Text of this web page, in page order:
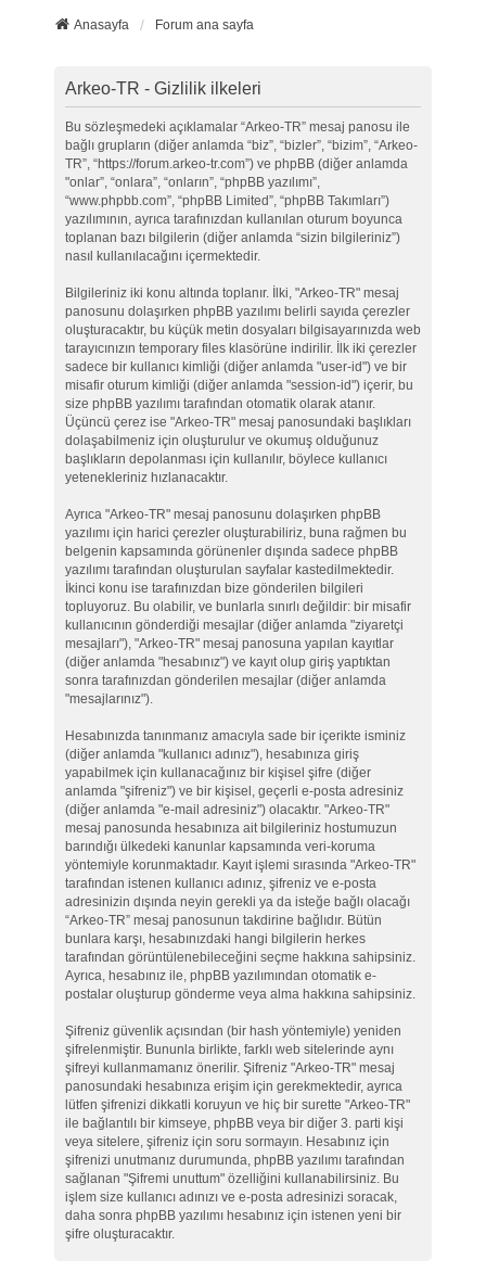
Anasayfa Forum ana sayfa
Arkeo-TR - Gizlilik ilkeleri
Bu sözleşmedeki açıklamalar “Arkeo-TR” mesaj panosu ile
bağlı grupların (diğer anlamda “biz”, “bizler”, “bizim”, “Arkeo-
TR”, “https://forum.arkeo-tr.com”) ve phpBB (diğer anlamda
"onlar”, “onlara”, “onların”, “phpBB yazılımı”,
“www.phpbb.com”, “phpBB Limited”, “phpBB Takımları”)
yazılımının, ayrıca tarafınızdan kullanılan oturum boyunca
toplanan bazı bilgilerin (diğer anlamda “sizin bilgileriniz”)
nasıl kullanılacağını içermektedir.
Bilgileriniz iki konu altında toplanır. İlki, "Arkeo-TR" mesaj
panosunu dolaşırken phpBB yazılımı belirli sayıda çerezler
oluşturacaktır, bu küçük metin dosyaları bilgisayarınızda web
tarayıcınızın temporary files klasörüne indirilir. İlk iki çerezler
sadece bir kullanıcı kimliği (diğer anlamda "user-id") ve bir
misafir oturum kimliği (diğer anlamda "session-id") içerir, bu
size phpBB yazılımı tarafından otomatik olarak atanır.
Üçüncü çerez ise "Arkeo-TR" mesaj panosundaki başlıkları
dolaşabilmeniz için oluşturulur ve okumuş olduğunuz
başlıkların depolanması için kullanılır, böylece kullanıcı
yetenekleriniz hızlanacaktır.
Ayrıca "Arkeo-TR" mesaj panosunu dolaşırken phpBB
yazılımı için harici çerezler oluşturabiliriz, buna rağmen bu
belgenin kapsamında görünenler dışında sadece phpBB
yazılımı tarafından oluşturulan sayfalar kastedilmektedir.
İkinci konu ise tarafınızdan bize gönderilen bilgileri
topluyoruz. Bu olabilir, ve bunlarla sınırlı değildir: bir misafir
kullanıcının gönderdiği mesajlar (diğer anlamda "ziyaretçi
mesajları"), "Arkeo-TR" mesaj panosuna yapılan kayıtlar
(diğer anlamda "hesabınız") ve kayıt olup giriş yaptıktan
sonra tarafınızdan gönderilen mesajlar (diğer anlamda
"mesajlarınız").
Hesabınızda tanınmanız amacıyla sade bir içerikte isminiz
(diğer anlamda "kullanıcı adınız"), hesabınıza giriş
yapabilmek için kullanacağınız bir kişisel şifre (diğer
anlamda "şifreniz") ve bir kişisel, geçerli e-posta adresiniz
(diğer anlamda "e-mail adresiniz") olacaktır. "Arkeo-TR"
mesaj panosunda hesabınıza ait bilgileriniz hostumuzun
barındığı ülkedeki kanunlar kapsamında veri-koruma
yöntemiyle korunmaktadır. Kayıt işlemi sırasında "Arkeo-TR"
tarafından istenen kullanıcı adınız, şifreniz ve e-posta
adresinizin dışında neyin gerekli ya da isteğe bağlı olacağı
“Arkeo-TR” mesaj panosunun takdirine bağlıdır. Bütün
bunlara karşı, hesabınızdaki hangi bilgilerin herkes
tarafından görüntülenebileceğini seçme hakkına sahipsiniz.
Ayrıca, hesabınız ile, phpBB yazılımından otomatik e-
postalar oluşturup gönderme veya alma hakkına sahipsiniz.
Şifreniz güvenlik açısından (bir hash yöntemiyle) yeniden
şifrelenmiştir. Bununla birlikte, farklı web sitelerinde aynı
şifreyi kullanmamanız önerilir. Şifreniz "Arkeo-TR" mesaj
panosundaki hesabınıza erişim için gerekmektedir, ayrıca
lütfen şifrenizi dikkatli koruyun ve hiç bir surette "Arkeo-TR"
ile bağlantılı bir kimseye, phpBB veya bir diğer 3. parti kişi
veya sitelere, şifreniz için soru sormayın. Hesabınız için
şifrenizi unutmanız durumunda, phpBB yazılımı tarafından
sağlanan "Şifremi unuttum" özelliğini kullanabilirsiniz. Bu
işlem size kullanıcı adınızı ve e-posta adresinizi soracak,
daha sonra phpBB yazılımı hesabınız için istenen yeni bir
şifre oluşturacaktır.